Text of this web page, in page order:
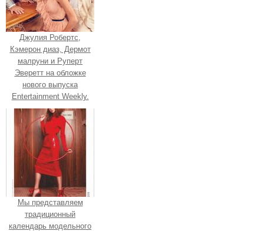
Джулия Робертс,
Кэмерон диаз, Дермот
малруни и Руперт
Эверетт на обложке
нового выпуска
Entertainment Weekly.
Мы представляем
традиционный
календарь модельного